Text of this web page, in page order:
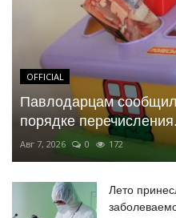
OFFICIAL
Павлодарцам
порядке
Авг 7, 2026 0 172
Лето